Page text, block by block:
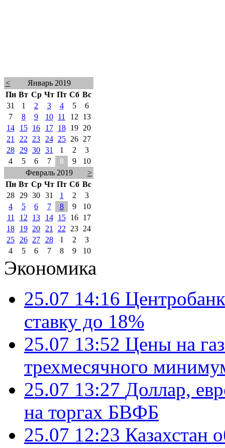
<
Январь 2019
Пн Вт Ср Чт Пт Сб Вс
31
1 2 3 4 5
6
7
8 9 10 11 12
13
14
15 16 17 18 19
20
21
22 23 24 25 26
27
28
29 30 31 1 2
3
4
5 6 7 8 9
10
Февраль 2019
>
Пн Вт Ср Чт Пт Сб Вс
28
29 30 31 1 2
3
4
5 6 7 8 9
10
11
12 13 14 15 16
17
18
19 20 21 22 23
24
25
26 27 28 1 2
3
4
5 6 7 8 9 10
Экономика
25.07 14:16
ставку до 18%
25.07 13:52 Цены на
трехмесячного
25.07 13:27 Доллар,
на торгах БВФБ
25.07 12:23 Казахстан